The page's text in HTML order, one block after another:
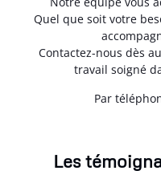
Quel que soit votre
Contactez-nous dès
travail soigné
Par
Les